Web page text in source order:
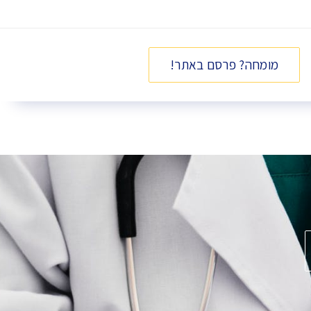
מומחה? פרסם באתר!